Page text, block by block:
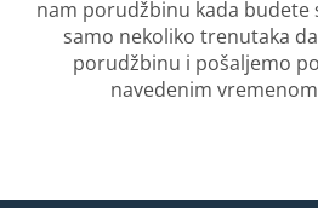
nam porudžbinu kada budete
samo nekoliko trenutaka
porudžbinu i pošaljemo
navedenim